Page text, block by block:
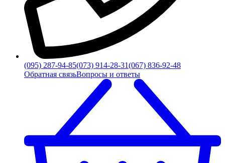
(095) 287-94-85(073) 914-28-31(067) 836-92-48
Обратная связьВопросы и ответы